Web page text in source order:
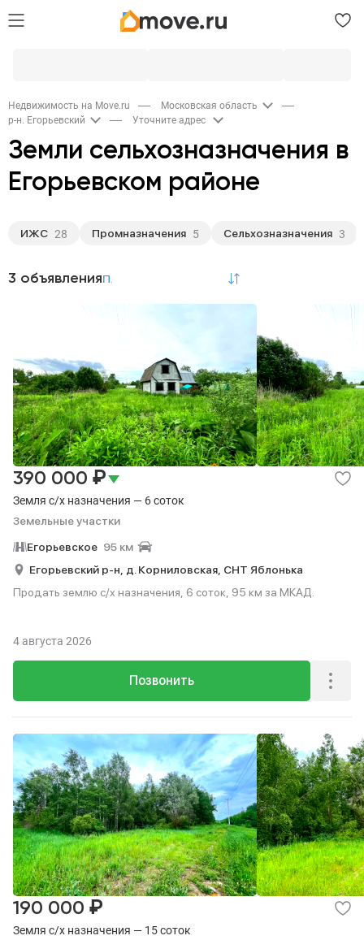
Недвижимость на Move.ru
Московская область
р-н. Егорьевский
Уточните адрес
Земли сельхозназначения в
Егорьевском районе
ИЖС 28 Промназначения 5 Сельхозназначения 3
3 объявления
Земля с/х назначения — 6 соток
Земельные участки
390 000 ₽
Егорьевское 95 км
Егорьевский р-н, д. Корниловская, СНТ Яблонька
Продать землю с/х назначения, 6 соток, 95 км за МКАД.
Позвонить
4 августа 2026
Земля с/х назначения — 15 соток
190 000 ₽